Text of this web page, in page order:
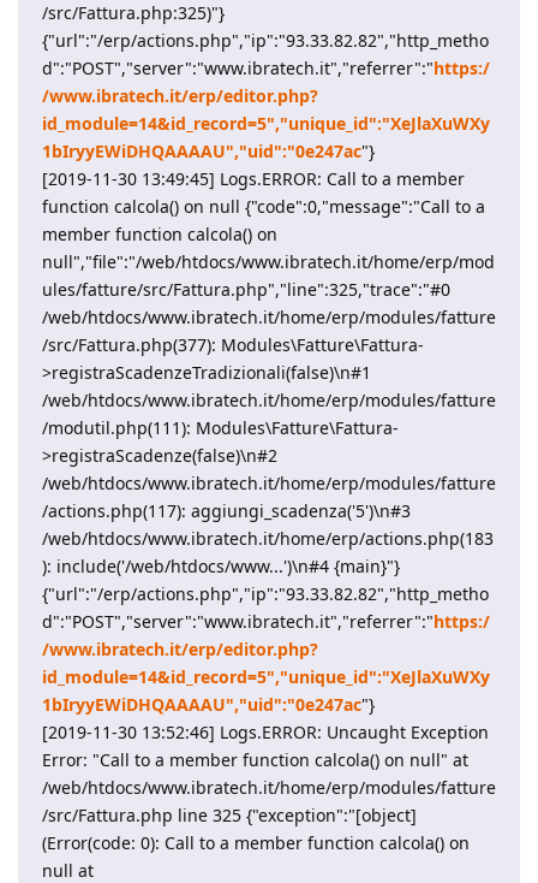
/src/Fattura.php:325)"}
{"url":"/erp/actions.php","ip":"93.33.82.82","http_metho
d":"POST","server":"www.ibratech.it","referrer":"https:/
/www.ibratech.it/erp/editor.php?
id_module=14&id_record=5","unique_id":"XeJlaXuWXy
1bIryyEWiDHQAAAAU","uid":"0e247ac"}
[2019-11-30 13:49:45] Logs.ERROR: Call to a member
function calcola() on null {"code":0,"message":"Call to a
member function calcola() on
null","file":"/web/htdocs/www.ibratech.it/home/erp/mod
ules/fatture/src/Fattura.php","line":325,"trace":"#0
/web/htdocs/www.ibratech.it/home/erp/modules/fatture
/src/Fattura.php(377): Modules\Fatture\Fattura-
>registraScadenzeTradizionali(false)\n#1
/web/htdocs/www.ibratech.it/home/erp/modules/fatture
/modutil.php(111): Modules\Fatture\Fattura-
>registraScadenze(false)\n#2
/web/htdocs/www.ibratech.it/home/erp/modules/fatture
/actions.php(117): aggiungi_scadenza('5')\n#3
/web/htdocs/www.ibratech.it/home/erp/actions.php(183
): include('/web/htdocs/www...')\n#4 {main}"}
{"url":"/erp/actions.php","ip":"93.33.82.82","http_metho
d":"POST","server":"www.ibratech.it","referrer":"https:/
/www.ibratech.it/erp/editor.php?
id_module=14&id_record=5","unique_id":"XeJlaXuWXy
1bIryyEWiDHQAAAAU","uid":"0e247ac"}
[2019-11-30 13:52:46] Logs.ERROR: Uncaught Exception
Error: "Call to a member function calcola() on null" at
/web/htdocs/www.ibratech.it/home/erp/modules/fatture
/src/Fattura.php line 325 {"exception":"[object]
(Error(code: 0): Call to a member function calcola() on
null at